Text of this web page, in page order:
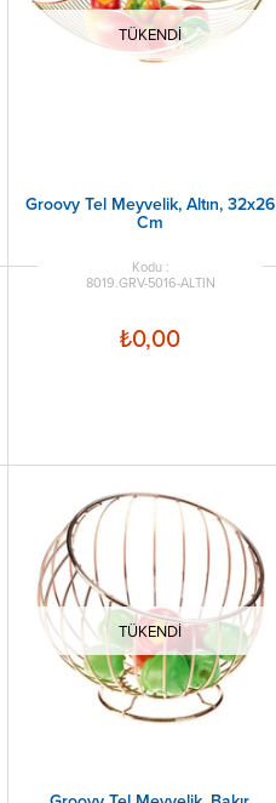
TÜKENDI
Groovy Tel Meyvelik, Altın, 32x26
Cm
8019.GRV-5016-ALTIN
₺0,00
TÜKENDI